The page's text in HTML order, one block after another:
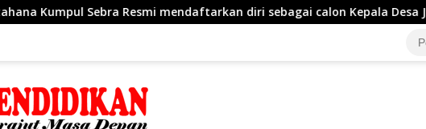
diri sebagai calon Kepala Desa Jejalen Jaya Periode 2026–2034